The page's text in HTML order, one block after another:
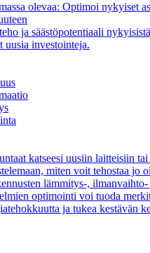
olevaa: Optimoi nykyiset
ja säästöpotentiaali
uusia investointeja.
katseesi uusiin laitteisiin
miten voit tehostaa jo
lämmitys-, ilmanvaihto-
optimointi voi tuoda
ja tukea kestävän